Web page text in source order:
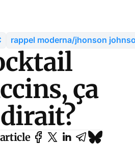
rappel moderna/jhonson
ça